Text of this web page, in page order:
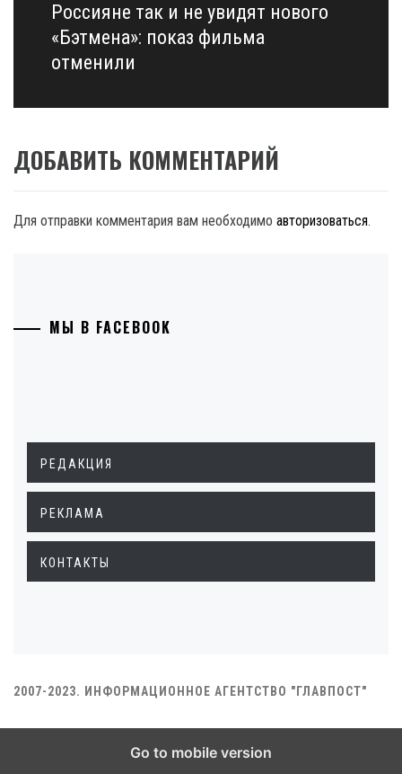
Next
post:
Россияне так и не увидят нового
«Бэтмена»: показ фильма
отменили
ДОБАВИТЬ КОММЕНТАРИЙ
Для отправки комментария вам необходимо авторизоваться.
МЫ В FACEBOOK
РЕДАКЦИЯ
РЕКЛАМА
КОНТАКТЫ
2007-2023. ИНФОРМАЦИОННОЕ АГЕНТСТВО "ГЛАВПОСТ"
Go to mobile version